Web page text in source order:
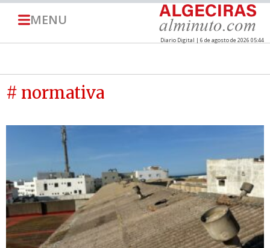
MENU
Diario Digital | 6 de agosto de 2026 05:44
# normativa